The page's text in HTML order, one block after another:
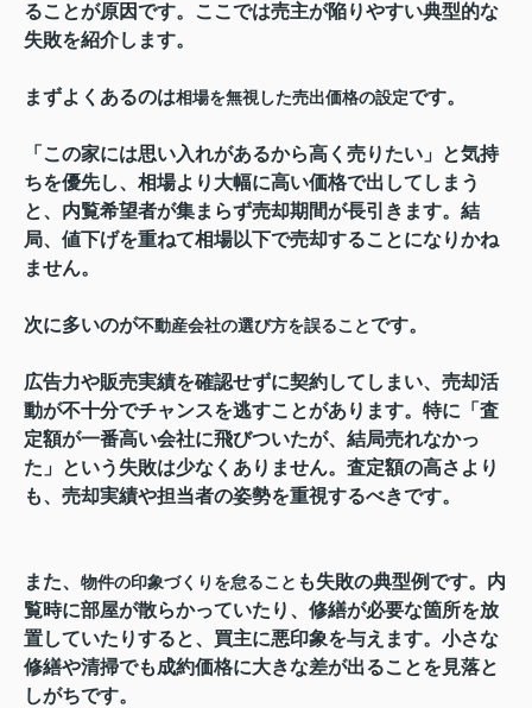
ることが原因です。ここでは売主が陥りやすい典型的な
失敗を紹介します。
まずよくあるのは相場を無視した売出価格の設定です。
「この家には思い入れがあるから高く売りたい」と気持
ちを優先し、相場より大幅に高い価格で出してしまう
と、内覧希望者が集まらず売却期間が長引きます。結
局、値下げを重ねて相場以下で売却することになりかね
ません。
次に多いのが不動産会社の選び方を誤ることです。
広告力や販売実績を確認せずに契約してしまい、売却活
動が不十分でチャンスを逃すことがあります。特に「査
定額が一番高い会社に飛びついたが、結局売れなかっ
た」という失敗は少なくありません。査定額の高さより
も、売却実績や担当者の姿勢を重視するべきです。
また、 物件の印象づくりを怠ること も失敗の典型例です。内
覧時に部屋が散らかっていたり、修繕が必要な箇所を放
置していたりすると、買主に悪印象を与えます。小さな
修繕や清掃でも成約価格に大きな差が出ることを見落と
しがちです。